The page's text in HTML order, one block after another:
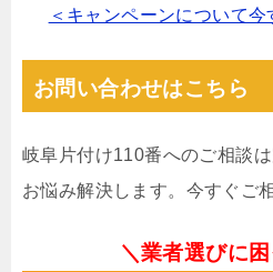
＜キャンペーンについて
お問い合わせはこちら
岐阜片付け110番へのご相談
お悩み解決します。今すぐご
＼業者選びに